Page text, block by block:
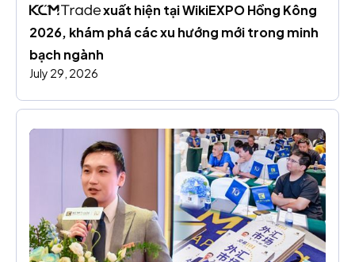
xuất hiện tại WikiEXPO Hồng Kông
2026, khám phá các xu hướng mới trong minh
bạch ngành
July 29, 2026